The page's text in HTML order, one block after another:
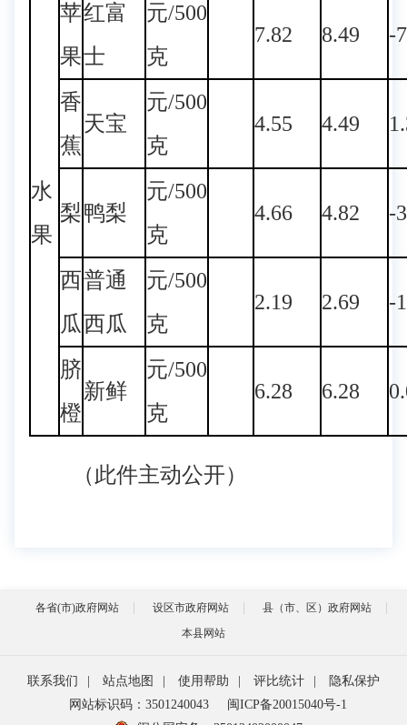
水
果
苹
果
红富
士
元/500
克
7.82 8.49 -
香
蕉
天宝
元/500
克
4.55 4.49
梨鸭梨
元/500
克
4.66 4.82 -
西
瓜
普通
西瓜
元/500
克
2.19 2.69 -
脐
橙
新鲜
元/500
克
6.28 6.28
（此件主动公开）
各省(市)政府网站 设区市政府网站
县（市、区）政府网站
本县网站
联系我们 站点地图 使用帮助 评比统计
隐私保护
网站标识码：3501240043
闽ICP备20015040号-1